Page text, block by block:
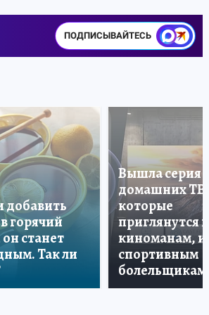
ПОДПИСЫВАЙТЕСЬ
добавить
горячий
станет
Так ли
Вышла серия
домашних ТВ,
которые
приглянутся и
киноманам, и
спортивным
болельщикам